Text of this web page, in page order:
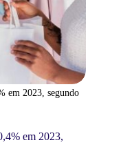
em 2023, segundo
em 2023,